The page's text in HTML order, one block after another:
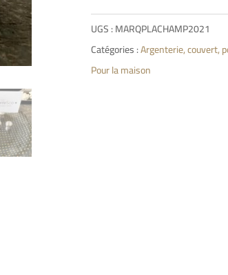
UGS :MARQPLACHAMP2021
Catégories :Argenterie, couvert,
Pour la maison